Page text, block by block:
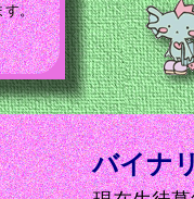
す。
バイナ